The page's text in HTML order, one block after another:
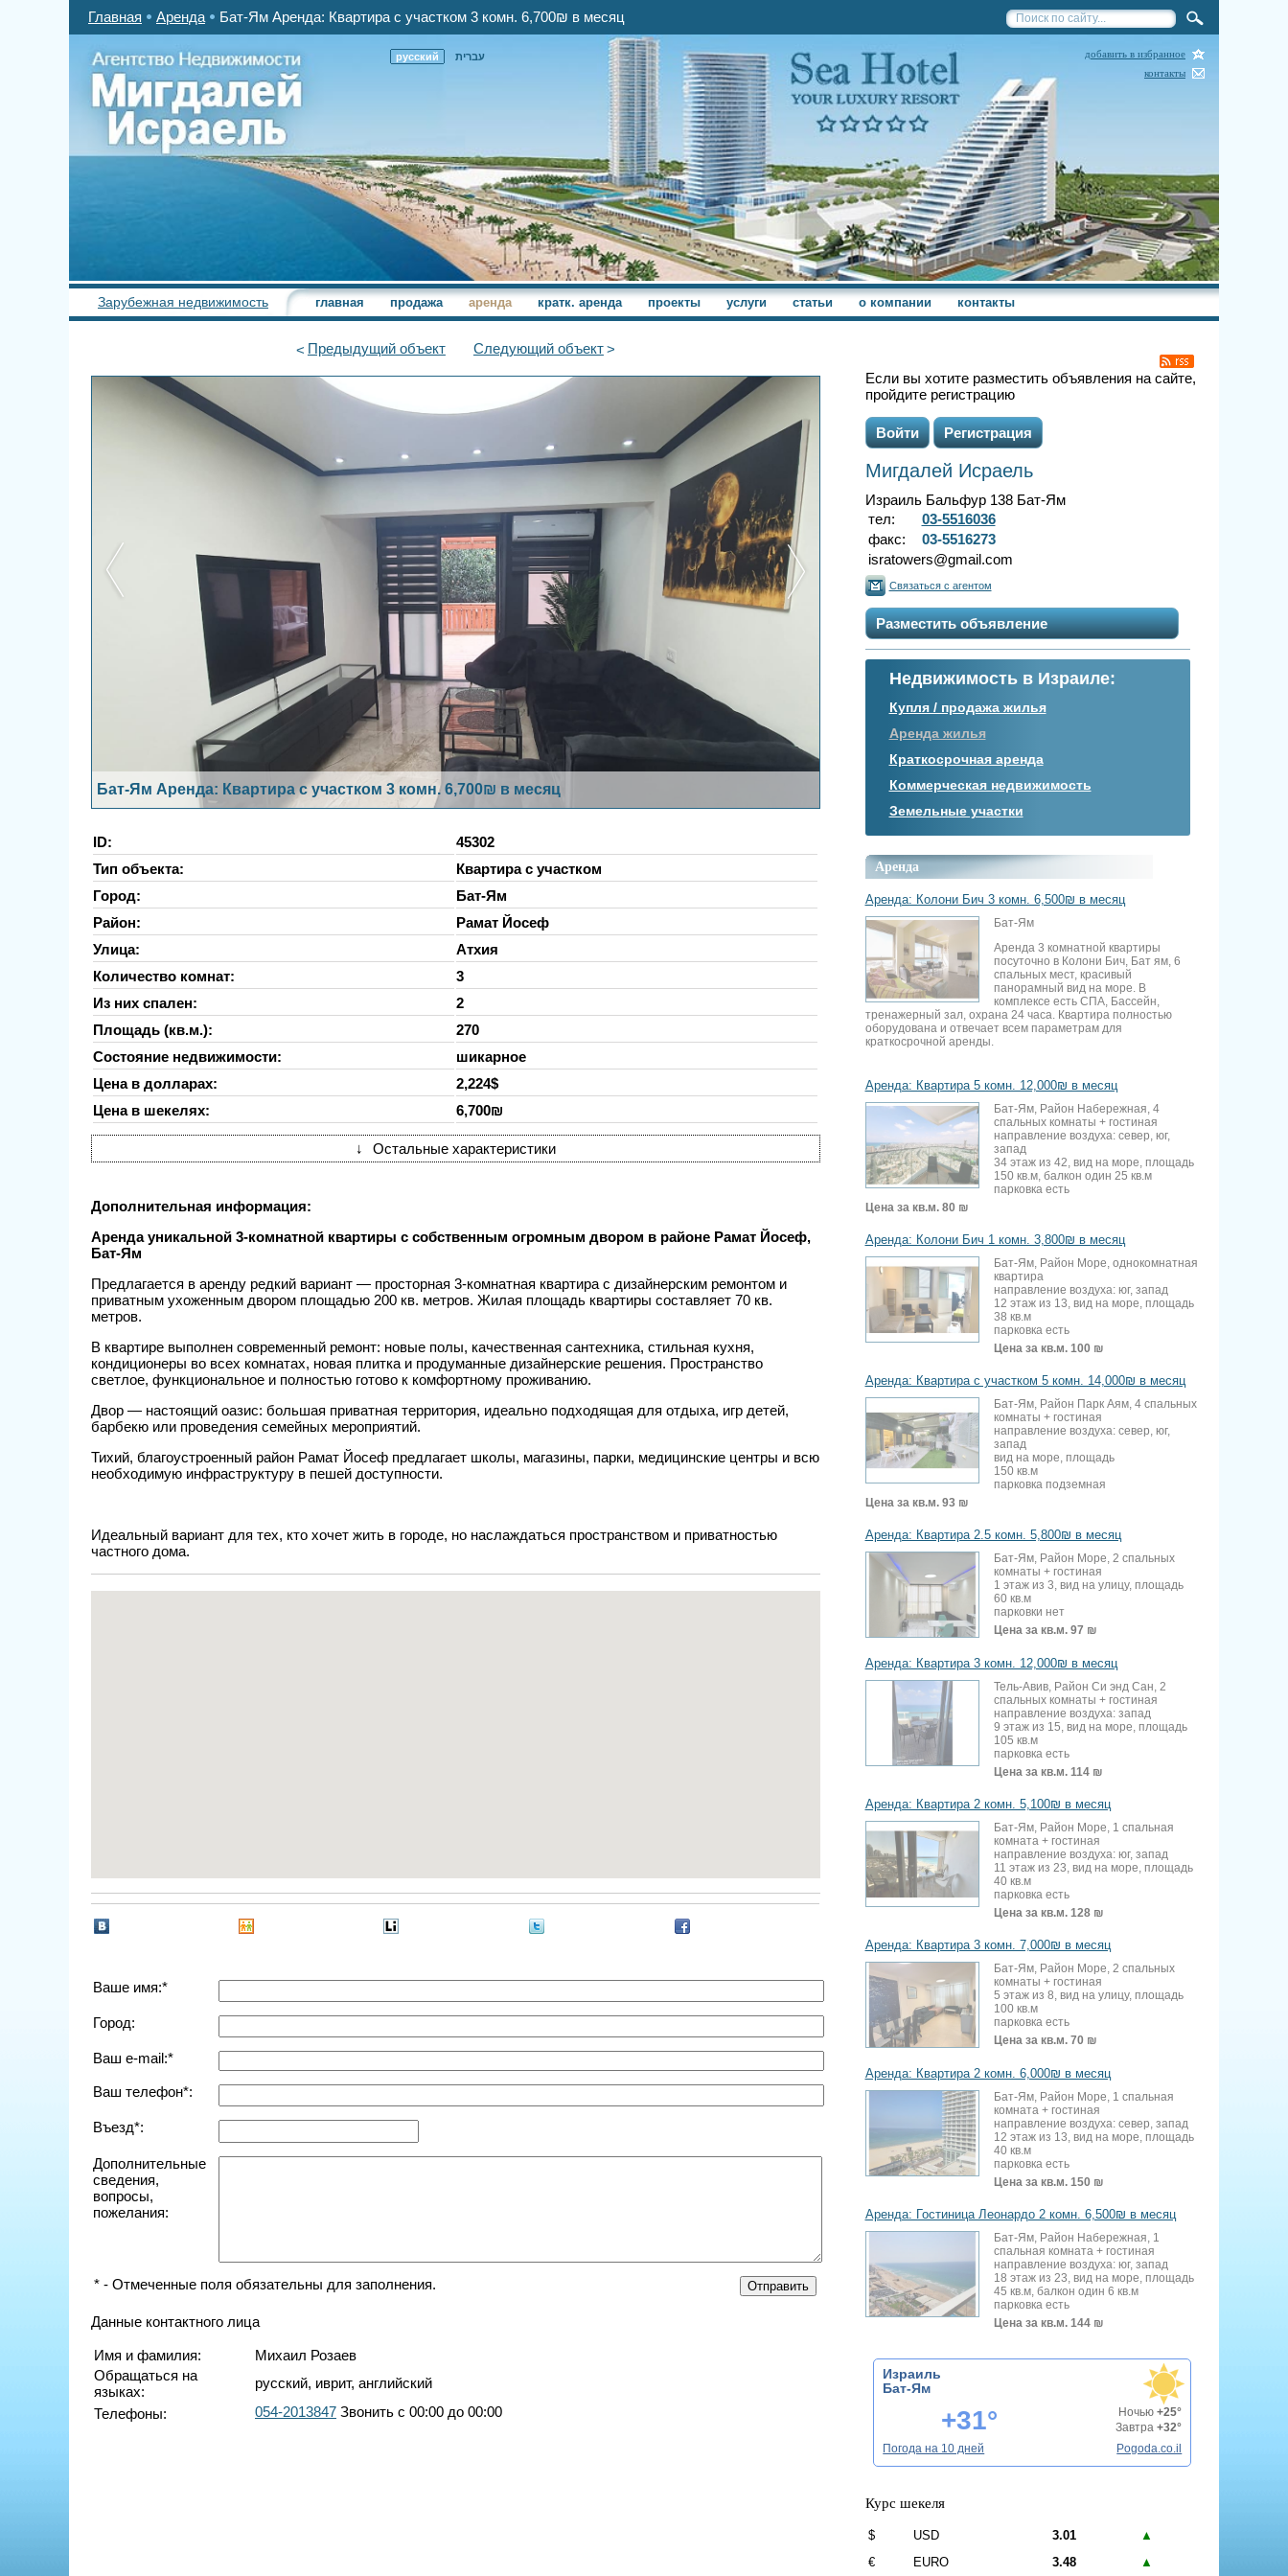
Главная Аренда Бат-Ям Аренда: Квартира с участком 3 комн. 6,700₪ в месяц
עברית русский
добавить в избранное
контакты
Зарубежная недвижимость главная продажа аренда кратк. аренда проекты услуги статьи о компании контакты
Предыдущийобъект Следующийобъект
Бат-Ям Аренда: Квартира с участком 3 комн. 6,700₪ в месяц
ID:
45302
Тип объекта:
Квартира с участком
Город:
Бат-Ям
Район:
Рамат Йосеф
Улица:
Атхия
Количество комнат:
3
Из них спален:
2
Площадь (кв.м.):
270
Состояние недвижимости:
шикарное
Цена в долларах:
2,224$
Цена в шекелях:
6,700₪
↓ Остальные характеристики
Дополнительная информация:
Аренда уникальной 3-комнатной квартиры с собственным огромным двором в районе Рамат Йосеф,
Бат-Ям
Предлагается в аренду редкий вариант — просторная 3-комнатная квартира с дизайнерским ремонтом и
приватным ухоженным двором площадью 200 кв. метров. Жилая площадь квартиры составляет 70 кв.
метров.
В квартире выполнен современный ремонт: новые полы, качественная сантехника, стильная кухня,
кондиционеры во всех комнатах, новая плитка и продуманные дизайнерские решения. Пространство
светлое, функциональное и полностью готово к комфортному проживанию.
Двор — настоящий оазис: большая приватная территория, идеально подходящая для отдыха, игр детей,
барбекю или проведения семейных мероприятий.
Тихий, благоустроенный район Рамат Йосеф предлагает школы, магазины, парки, медицинские центры и всю
необходимую инфраструктуру в пешей доступности.
Идеальный вариант для тех, кто хочет жить в городе, но наслаждаться пространством и приватностью
частного дома.
Ваше имя:*
Город:
Ваш e-mail:*
Ваш телефон*:
Въезд*:
Дополнительные
сведения,
вопросы,
пожелания:
* - Отмеченные поля обязательны для заполнения.
Данные контактного лица
Имя и фамилия:
Михаил Розаев
Обращаться на
языках:
русский, иврит, английский
Телефоны:
054-2013847 Звонить с 00:00 до 00:00
Если вы хотите разместить объявления на сайте,
пройдите регистрацию
Войти Регистрация
Мигдалей Исраель
Израиль Бальфур 138 Бат-Ям
тел:
03-5516036
факс:
03-5516273
isratowers@gmail.com
Связаться с агентом
Разместить объявление
Недвижимость в Израиле:
Купля / продажа жилья
Аренда жилья
Краткосрочная аренда
Коммерческая недвижимость
Земельные участки
Аренда
Аренда: Колони Бич 3 комн. 6,500₪ в месяц
Бат-Ям
Аренда 3 комнатной квартиры
посуточно в Колони Бич, Бат ям, 6
спальных мест, красивый
панорамный вид на море. В
комплексе есть СПА, Бассейн,
тренажерный зал, охрана 24 часа. Квартира полностью
оборудована и отвечает всем параметрам для
краткосрочной аренды.
Аренда: Квартира 5 комн. 12,000₪ в месяц
Бат-Ям, Район Набережная, 4
спальных комнаты + гостиная
направление воздуха: север, юг,
запад
34 этаж из 42, вид на море, площадь
150 кв.м, балкон один 25 кв.м
парковка есть
Цена за кв.м. 80 ₪
Аренда: Колони Бич 1 комн. 3,800₪ в месяц
Бат-Ям, Район Море, однокомнатная
квартира
направление воздуха: юг, запад
12 этаж из 13, вид на море, площадь
38 кв.м
парковка есть
Цена за кв.м. 100 ₪
Аренда: Квартира с участком 5 комн. 14,000₪ в месяц
Бат-Ям, Район Парк Аям, 4 спальных
комнаты + гостиная
направление воздуха: север, юг,
запад
вид на море, площадь
150 кв.м
парковка подземная
Цена за кв.м. 93 ₪
Аренда: Квартира 2.5 комн. 5,800₪ в месяц
Бат-Ям, Район Море, 2 спальных
комнаты + гостиная
1 этаж из 3, вид на улицу, площадь
60 кв.м
парковки нет
Цена за кв.м. 97 ₪
Аренда: Квартира 3 комн. 12,000₪ в месяц
Тель-Авив, Район Си энд Сан, 2
спальных комнаты + гостиная
направление воздуха: запад
9 этаж из 15, вид на море, площадь
105 кв.м
парковка есть
Цена за кв.м. 114 ₪
Аренда: Квартира 2 комн. 5,100₪ в месяц
Бат-Ям, Район Море, 1 спальная
комната + гостиная
направление воздуха: юг, запад
11 этаж из 23, вид на море, площадь
40 кв.м
парковка есть
Цена за кв.м. 128 ₪
Аренда: Квартира 3 комн. 7,000₪ в месяц
Бат-Ям, Район Море, 2 спальных
комнаты + гостиная
5 этаж из 8, вид на улицу, площадь
100 кв.м
парковка есть
Цена за кв.м. 70 ₪
Аренда: Квартира 2 комн. 6,000₪ в месяц
Бат-Ям, Район Море, 1 спальная
комната + гостиная
направление воздуха: север, запад
12 этаж из 13, вид на море, площадь
40 кв.м
парковка есть
Цена за кв.м. 150 ₪
Аренда: Гостиница Леонардо 2 комн. 6,500₪ в месяц
Бат-Ям, Район Набережная, 1
спальная комната + гостиная
направление воздуха: юг, запад
18 этаж из 23, вид на море, площадь
45 кв.м, балкон один 6 кв.м
парковка есть
Цена за кв.м. 144 ₪
Израиль
Бат-Ям
+31° Ночью+25°
Завтра+32°
Погода на 10 дней
Pogoda.co.il
Курс шекеля
$ USD 3.01
▲
€
EURO 3.48 ▲